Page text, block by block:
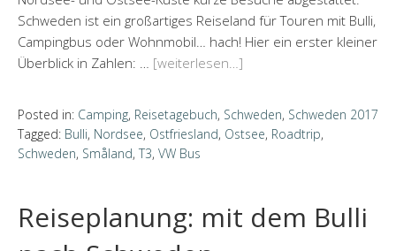
Schweden ist ein großartiges Reiseland für Touren mit Bulli,
Campingbus oder Wohnmobil… hach! Hier ein erster kleiner
Überblick in Zahlen: … [weiterlesen…]
Posted in: Camping, Reisetagebuch, Schweden, Schweden 2017
Tagged: Bulli, Nordsee, Ostfriesland, Ostsee, Roadtrip,
Schweden, Småland, T3, VW Bus
Reiseplanung: mit dem Bulli